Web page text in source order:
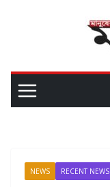
NEWS RECENT NEWS